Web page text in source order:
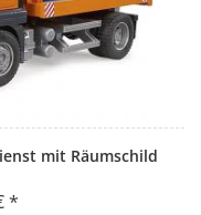
mit Räumschild
*